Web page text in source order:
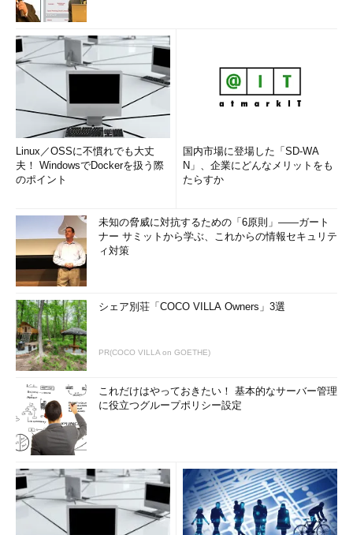
Linux／OSSに不慣れでも大丈
夫！ WindowsでDockerを扱う際
のポイント
国内市場に登場した「SD-WA
N」、企業にどんなメリットをも
たらすか
未知の脅威に対抗するための「6原則」――ガート
ナー サミットから学ぶ、これからの情報セキュリテ
ィ対策
シェア別荘「COCO VILLA Owners」3選
PR(COCO VILLA on GOETHE)
これだけはやっておきたい！ 基本的なサーバー管理
に役立つグループポリシー設定